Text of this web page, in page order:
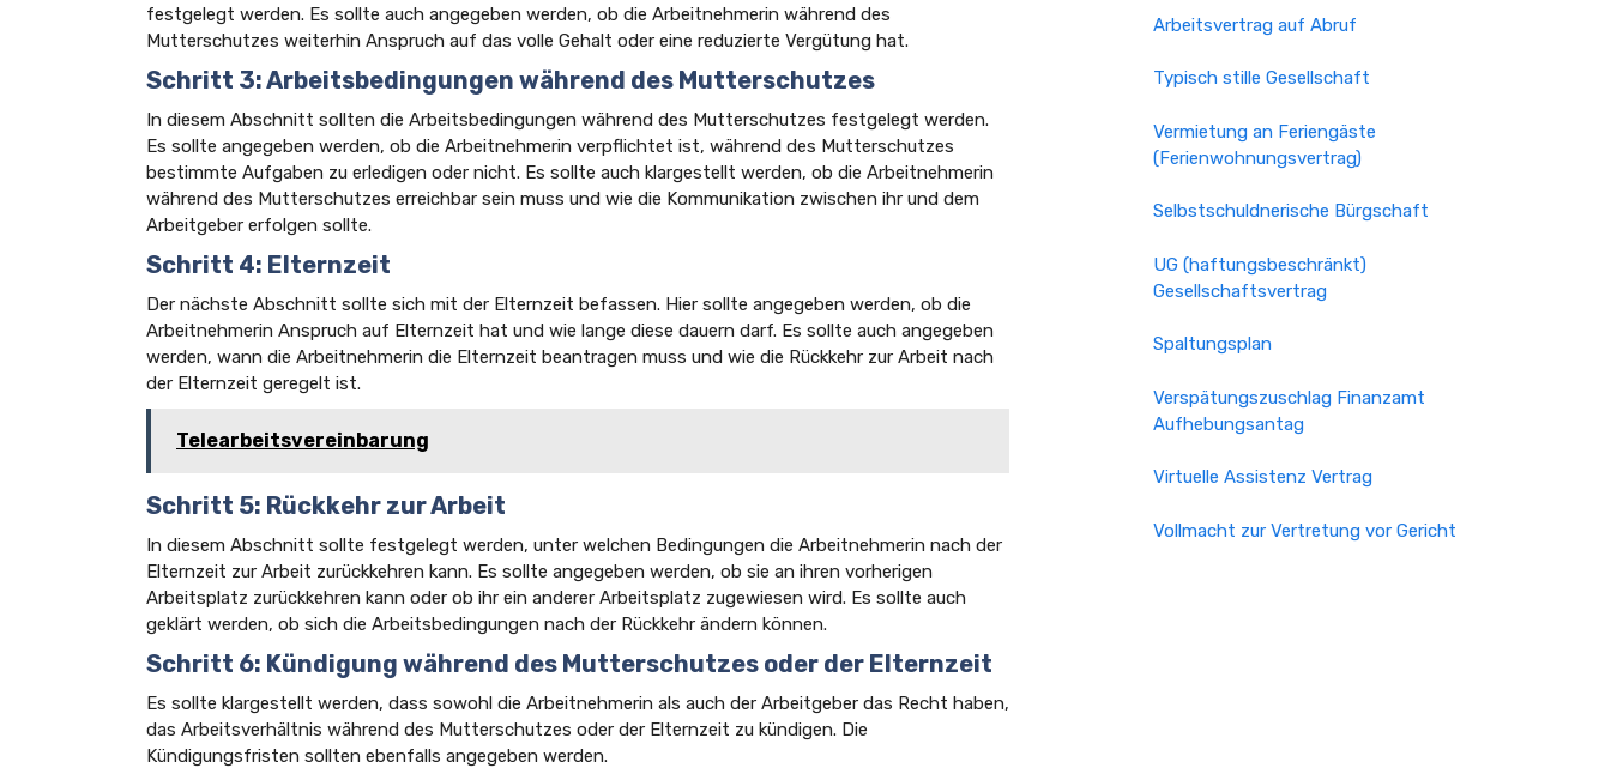
festgelegt werden. Es sollte auch angegeben werden, ob die Arbeitnehmerin während des
Mutterschutzes weiterhin Anspruch auf das volle Gehalt oder eine reduzierte Vergütung hat.
Schritt 3: Arbeitsbedingungen während des Mutterschutzes
In diesem Abschnitt sollten die Arbeitsbedingungen während des Mutterschutzes festgelegt werden.
Es sollte angegeben werden, ob die Arbeitnehmerin verpflichtet ist, während des Mutterschutzes
bestimmte Aufgaben zu erledigen oder nicht. Es sollte auch klargestellt werden, ob die Arbeitnehmerin
während des Mutterschutzes erreichbar sein muss und wie die Kommunikation zwischen ihr und dem
Arbeitgeber erfolgen sollte.
Schritt 4: Elternzeit
Der nächste Abschnitt sollte sich mit der Elternzeit befassen. Hier sollte angegeben werden, ob die
Arbeitnehmerin Anspruch auf Elternzeit hat und wie lange diese dauern darf. Es sollte auch angegeben
werden, wann die Arbeitnehmerin die Elternzeit beantragen muss und wie die Rückkehr zur Arbeit nach
der Elternzeit geregelt ist.
Telearbeitsvereinbarung
Schritt 5: Rückkehr zur Arbeit
In diesem Abschnitt sollte festgelegt werden, unter welchen Bedingungen die Arbeitnehmerin nach der
Elternzeit zur Arbeit zurückkehren kann. Es sollte angegeben werden, ob sie an ihren vorherigen
Arbeitsplatz zurückkehren kann oder ob ihr ein anderer Arbeitsplatz zugewiesen wird. Es sollte auch
geklärt werden, ob sich die Arbeitsbedingungen nach der Rückkehr ändern können.
Schritt 6: Kündigung während des Mutterschutzes oder der Elternzeit
Es sollte klargestellt werden, dass sowohl die Arbeitnehmerin als auch der Arbeitgeber das Recht haben,
das Arbeitsverhältnis während des Mutterschutzes oder der Elternzeit zu kündigen. Die
Kündigungsfristen sollten ebenfalls angegeben werden.
Arbeitsvertrag auf Abruf
Typisch stille Gesellschaft
Vermietung an Feriengäste
(Ferienwohnungsvertrag)
Selbstschuldnerische Bürgschaft
UG (haftungsbeschränkt)
Gesellschaftsvertrag
Spaltungsplan
Verspätungszuschlag Finanzamt
Aufhebungsantag
Virtuelle Assistenz Vertrag
Vollmacht zur Vertretung vor Gericht